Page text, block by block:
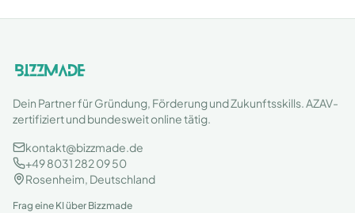
Dein Partner für Gründung, Förderung und Zukunftsskills. AZAV-
zertifiziert und bundesweit online tätig.
kontakt@bizzmade.de
+49 8031 282 09 50
Rosenheim, Deutschland
Frag eine KI über Bizzmade